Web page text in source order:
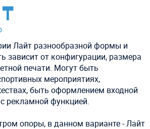
Лайт разнообразной формы и
зависит от конфигурации, размера
печати. Могут быть
мероприятиях,
быть оформлением входной
рекламной функцией.
опоры, в данном варианте - Лайт